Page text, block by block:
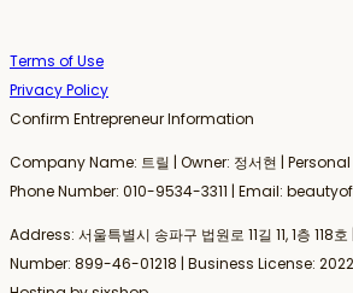
Terms of Use
Privacy Policy
Confirm Entrepreneur Information
Company Name: 트릴 | Owner: 정서현 |
Phone Number: 010-9534-3311 | Email:
Address: 서울특별시 송파구 법원로 11길 11, 1층
Number: 899-46-01218 | Business License: